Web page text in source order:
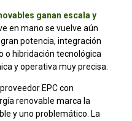
ganan escala y
en mano se vuelve aún
potencia, integración
o hibridación tecnológica
y operativa muy precisa.
EPC con
renovable marca la
y uno problemático. La